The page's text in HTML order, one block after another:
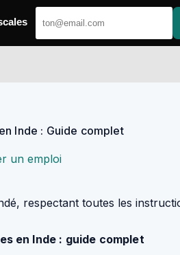
Inde : Guide complet
un emploi
respectant toutes les
en Inde : guide complet